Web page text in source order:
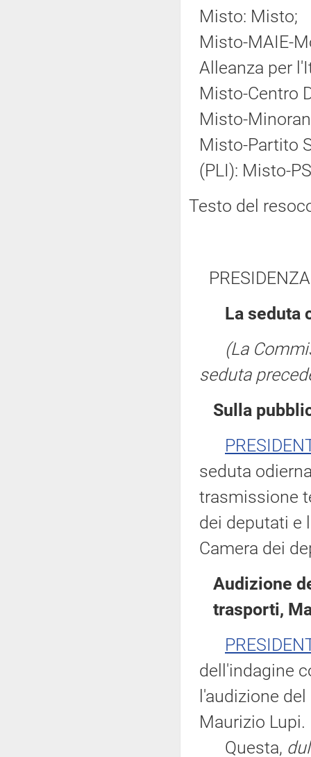
Misto: Misto;
Misto-MAIE-
Alleanza per
Misto-Centro
Misto-
Misto-Partito
(PLI): Misto-
Testo del
La seduta
(La
seduta
Sulla
seduta
trasmissione
dei deputati e
Camera dei
Audizione
trasporti,
dell'indagine
l'audizione
Maurizio Lupi.
Questa,